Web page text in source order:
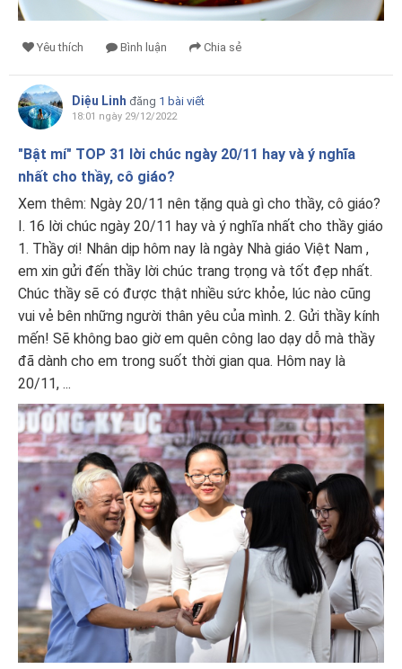
Yêu thích Bình luận Chia sẻ
Diệu Linh đăng 1 bài viết
18:01 ngày 29/12/2022
"Bật mí" TOP 31 lời chúc ngày 20/11 hay và ý nghĩa
nhất cho thầy, cô giáo?
Xem thêm: Ngày 20/11 nên tặng quà gì cho thầy, cô giáo?
I. 16 lời chúc ngày 20/11 hay và ý nghĩa nhất cho thầy giáo
1. Thầy ơi! Nhân dịp hôm nay là ngày Nhà giáo Việt Nam ,
em xin gửi đến thầy lời chúc trang trọng và tốt đẹp nhất.
Chúc thầy sẽ có được thật nhiều sức khỏe, lúc nào cũng
vui vẻ bên những người thân yêu của mình. 2. Gửi thầy kính
mến! Sẽ không bao giờ em quên công lao dạy dỗ mà thầy
đã dành cho em trong suốt thời gian qua. Hôm nay là
20/11, ...